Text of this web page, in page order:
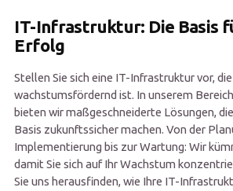
IT-Infrastruktur: Die Basis
Erfolg
Stellen Sie sich eine IT-Infrastruktur vor,
wachstumsfördernd ist. In unserem
bieten wir maßgeschneiderte Lösungen,
Basis zukunftssicher machen. Von der
Implementierung bis zur Wartung: Wir
damit Sie sich auf Ihr Wachstum
Sie uns herausfinden, wie Ihre IT-